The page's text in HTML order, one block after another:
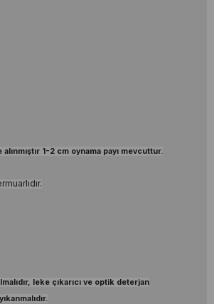
1-2 cm oynama payı mevcuttur.
leke çıkarıcı ve optik deterjan